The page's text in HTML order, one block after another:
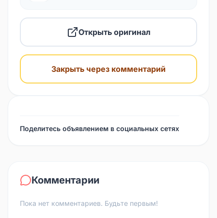
Открыть оригинал
Закрыть через комментарий
Поделитесь объявлением в социальных сетях
Комментарии
Пока нет комментариев. Будьте первым!